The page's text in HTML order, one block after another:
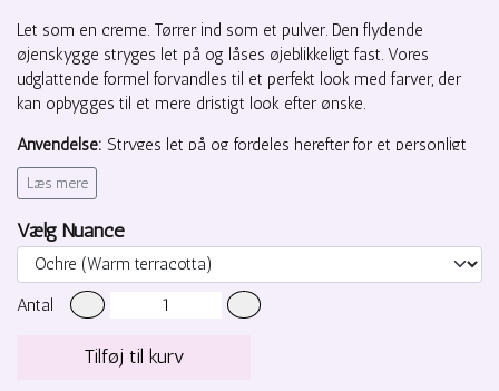
Let som en creme. Tørrer ind som et pulver. Den flydende
øjenskygge stryges let på og låses øjeblikkeligt fast. Vores
udglattende formel forvandles til et perfekt look med farver, der
kan opbygges til et mere dristigt look efter ønske.
Anvendelse: Stryges let på og fordeles herefter for et personligt
strejf af farve. Brug af fingrene fungerer bedst, men en flad børste,
som vores Shadow Brush, fungerer lige så godt. Du kan også
bruge vores Blending Brush til at blende, inden den tørrer.
Tip: Dette er et produkt, der hurtigt tørrer. Derfor er det bedst at
arbejde med ét øje ad gangen. Gør dit look helt færdigt, før du går
videre til det andet øje.
Læs mere
Vælg Nuance
Antal
Tilføj til kurv